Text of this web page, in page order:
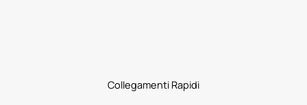
Collegamenti Rapidi